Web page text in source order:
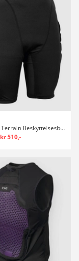
Crash All Terrain Beskyttelsesbukser
kr 510,-